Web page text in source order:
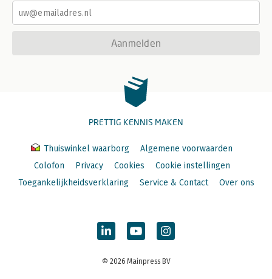
Aanmelden
PRETTIG KENNIS MAKEN
Thuiswinkel waarborg
Algemene voorwaarden
Colofon
Privacy Cookies
Cookie instellingen
Toegankelijkheidsverklaring
Service & Contact Over ons
© 2026 Mainpress BV